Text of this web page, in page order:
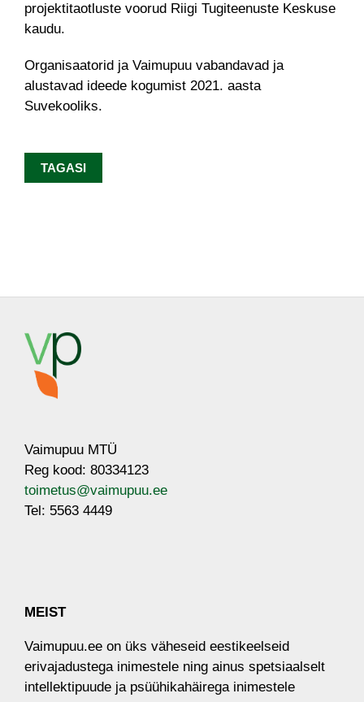
projektitaotluste voorud Riigi Tugiteenuste Keskuse
kaudu.
Organisaatorid ja Vaimupuu vabandavad ja
alustavad ideede kogumist 2021. aasta
Suvekooliks.
TAGASI
Vaimupuu MTÜ
Reg kood: 80334123
toimetus@vaimupuu.ee
Tel: 5563 4449
MEIST
Vaimupuu.ee on üks väheseid eestikeelseid
erivajadustega inimestele ​ning​ ainus spetsiaalselt
intellektipuude ja psüühikahäirega inimestele